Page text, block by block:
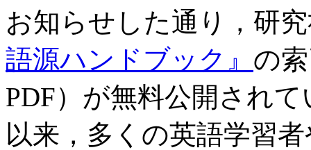
お知らせした通り，研
語源ハンドブック』 の
PDF）が無料公開され
以来，多くの英語学習